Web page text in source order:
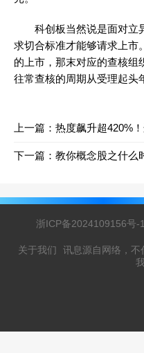
科创板当然说是面对立
求切合标准才能够请求上市
的上市，那末对应的查核组
往常查核的周期从受理起头
上一篇： 热度飙升超420%
下一篇： 教你概念股之什么
浙ICP备2024109156号-1
关于我们
讯息源自网络，不